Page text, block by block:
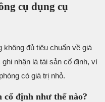
cụ dụng cụ
không đủ tiêu chuẩn về giá
nhận là tài sản cố định, ví
có giá trị nhỏ.
cố định như thế nào?